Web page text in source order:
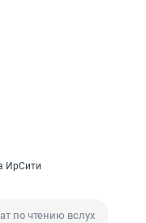
ИрСити
по чтению вслух